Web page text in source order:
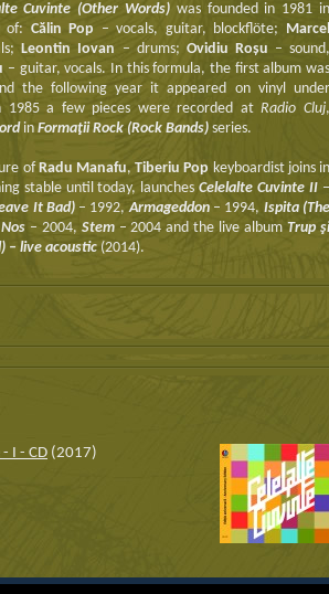
Cuvinte (Other Words) was founded in 1981
of: Călin Pop – vocals, guitar, blockflöte;
Leontin Iovan – drums; Ovidiu Roșu –
– guitar, vocals. In this formula, the first album
the following year it appeared on vinyl under
a few pieces were recorded atRadio Cluj
in Formaţii Rock (Rock Bands) series.
ofRadu Manafu,Tiberiu Pop keyboardist joins
stable until today, launchesCelelalte Cuvinte II
It Bad)– 1992,Armageddon– 1994, Ispita
Nos– 2004, Stem– 2004 and the live albumTrup
– live acoustic (2014).
I - CD (2017)